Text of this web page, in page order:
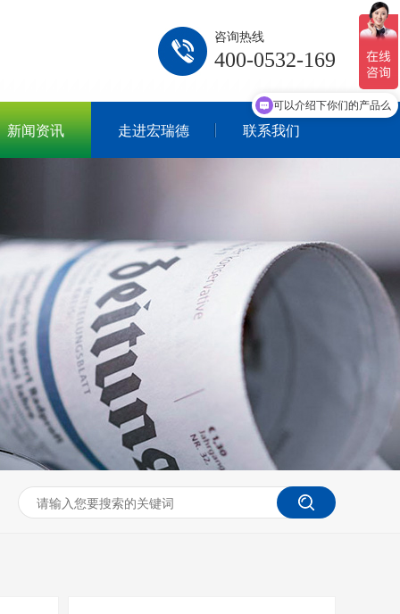
咨询热线
400-0532-169
新闻资讯 走进宏瑞德 联系我们可以介绍下你们的产品么
你们是怎么收费的呢